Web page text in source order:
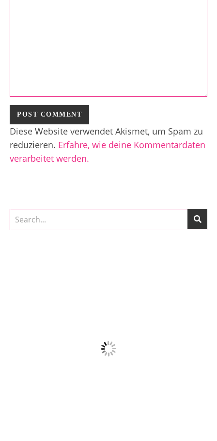
Diese Website verwendet Akismet, um Spam zu
reduzieren. Erfahre, wie deine Kommentardaten
verarbeitet werden.